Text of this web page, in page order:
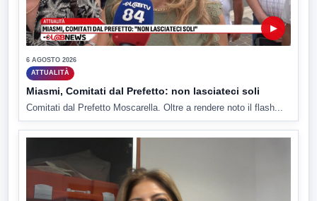
▶
6 AGOSTO 2026
ATTUALITÀ
Miasmi, Comitati dal Prefetto: non lasciateci soli
Comitati dal Prefetto Moscarella. Oltre a rendere noto il flash...